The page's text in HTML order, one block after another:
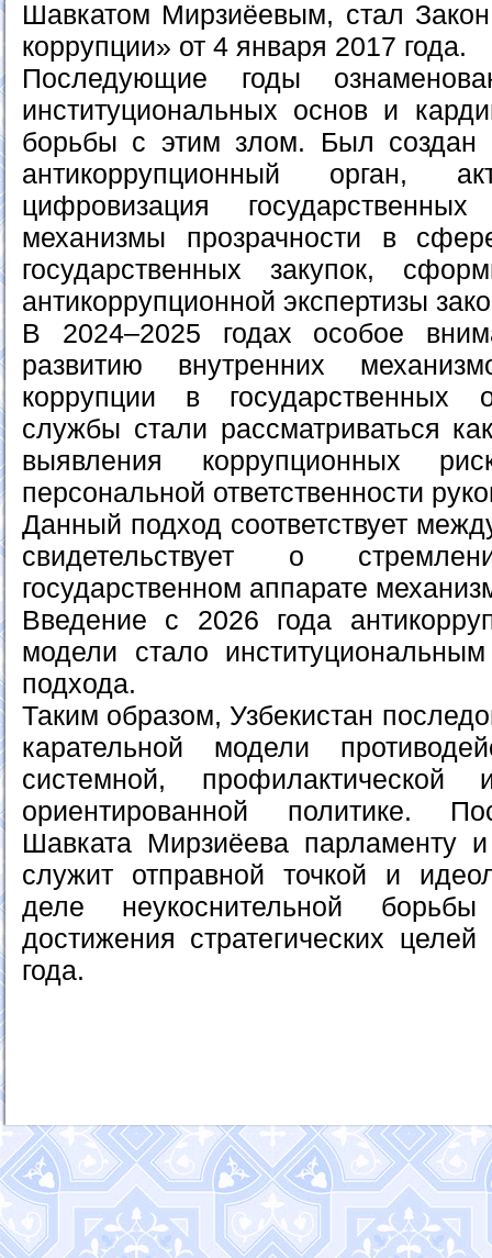
Шавкатом Мирзиёевым, стал
коррупции» от 4 января 2017 года.
Последующие годы
институциональных основ и
борьбы с этим злом. Был создан
антикоррупционный орган,
цифровизация
механизмы прозрачности в
государственных закупок,
антикоррупционной экспертизы
В 2024–2025 годах особое
развитию внутренних
коррупции в государственных
службы стали рассматриваться
выявления коррупционных
персональной ответственности
Данный подход соответствует
свидетельствует о
государственном аппарате
Введение с 2026 года
модели стало
подхода.
Таким образом, Узбекистан
карательной модели
системной, профилактической
ориентированной политике.
Шавката Мирзиёева парламенту
служит отправной точкой и
деле неукоснительной
достижения стратегических
года.